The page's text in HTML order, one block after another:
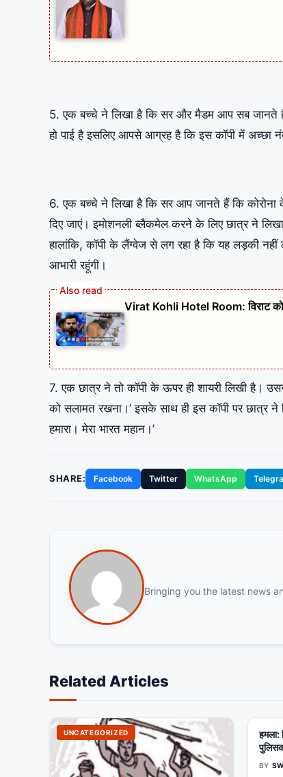
5. एक बच्चे ने लिखा है कि सर और मैडम आप सब जानते
हो पाई है इसलिए आपसे आग्रह है कि इस कॉपी में अच्छा
6. एक बच्चे ने लिखा है कि सर आप जानते हैं कि कोरोना
दिए जाएं। इमोशनली ब्लैकमेल करने के लिए छात्र ने
हालांकि, कॉपी के लैंग्वेज से लग रहा है कि यह लड़की
आभारी रहूंगी।
Virat Kohli Hotel Room: विराट
7. एक छात्र ने तो कॉपी के ऊपर ही शायरी लिखी है।
को सलामत रखना।’ इसके साथ ही इस कॉपी पर छात्र ने
हमारा। मेरा भारत महान।’
SHARE: Facebook Twitter WhatsApp
Bringing you the latest news
Related Articles
UNCATEGORIZED
हमला:
BY